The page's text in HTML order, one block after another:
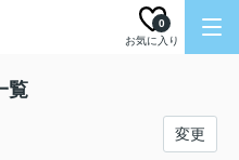
お気に入り
0
覧
変更